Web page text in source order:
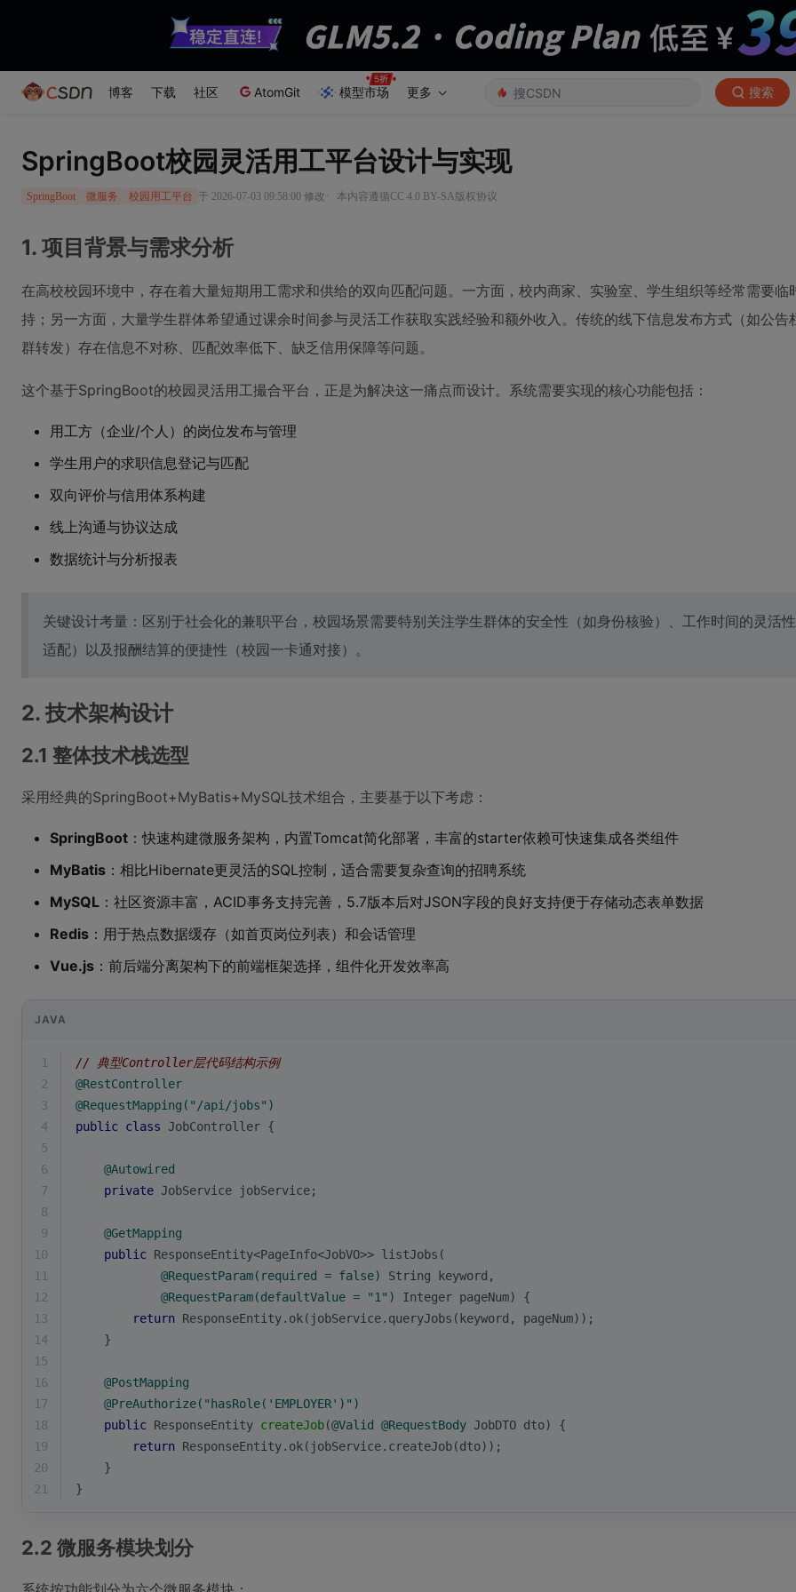
博客 下载 社区 AtomGit 模型市场 更多 搜索
SpringBoot校园灵活用工平台设计与实现
SpringBoot 微服务 校园用工平台 于 2026-07-03 09:58:00 修改 · 本内容遵循CC 4.0 BY-SA版权协议
1. 项目背景与需求分析
在高校校园环境中，存在着大量短期用工需求和供给的双向匹配问题。一方面，校内商家、实验室、学生组织等经常需要临
持；另一方面，大量学生群体希望通过课余时间参与灵活工作获取实践经验和额外收入。传统的线下信息发布方式（如公告
群转发）存在信息不对称、匹配效率低下、缺乏信用保障等问题。
这个基于SpringBoot的校园灵活用工撮合平台，正是为解决这一痛点而设计。系统需要实现的核心功能包括：
用工方（企业/个人）的岗位发布与管理
学生用户的求职信息登记与匹配
双向评价与信用体系构建
线上沟通与协议达成
数据统计与分析报表
关键设计考量：区别于社会化的兼职平台，校园场景需要特别关注学生群体的安全性（如身份核验）、工作时间的灵活
适配）以及报酬结算的便捷性（校园一卡通对接）。
2. 技术架构设计
2.1 整体技术栈选型
采用经典的SpringBoot+MyBatis+MySQL技术组合，主要基于以下考虑：
SpringBoot ：快速构建微服务架构，内置Tomcat简化部署，丰富的starter依赖可快速集成各类组件
MyBatis ：相比Hibernate更灵活的SQL控制，适合需要复杂查询的招聘系统
MySQL ：社区资源丰富，ACID事务支持完善，5.7版本后对JSON字段的良好支持便于存储动态表单数据
Redis ：用于热点数据缓存（如首页岗位列表）和会话管理
Vue.js ：前后端分离架构下的前端框架选择，组件化开发效率高
JAVA
1
// 典型Controller层代码结构示例
2
@RestController
3
@RequestMapping("/api/jobs")
4
public class JobController {
5
6
@Autowired
7
private JobService jobService;
8
9
@GetMapping
10
public ResponseEntity<PageInfo<JobVO>> listJobs(
11
@RequestParam(required = false)
String keyword,
12
@RequestParam(defaultValue = "1")
Integer pageNum) {
13
return ResponseEntity.ok(jobService.queryJobs(keyword, pageNum));
14
    }
15
16
@PostMapping
17
@PreAuthorize("hasRole('EMPLOYER')")
18
public ResponseEntity createJob(@Valid @RequestBody JobDTO dto)
{
19
return ResponseEntity.ok(jobService.createJob(dto));
20
    }
21
}
2.2 微服务模块划分